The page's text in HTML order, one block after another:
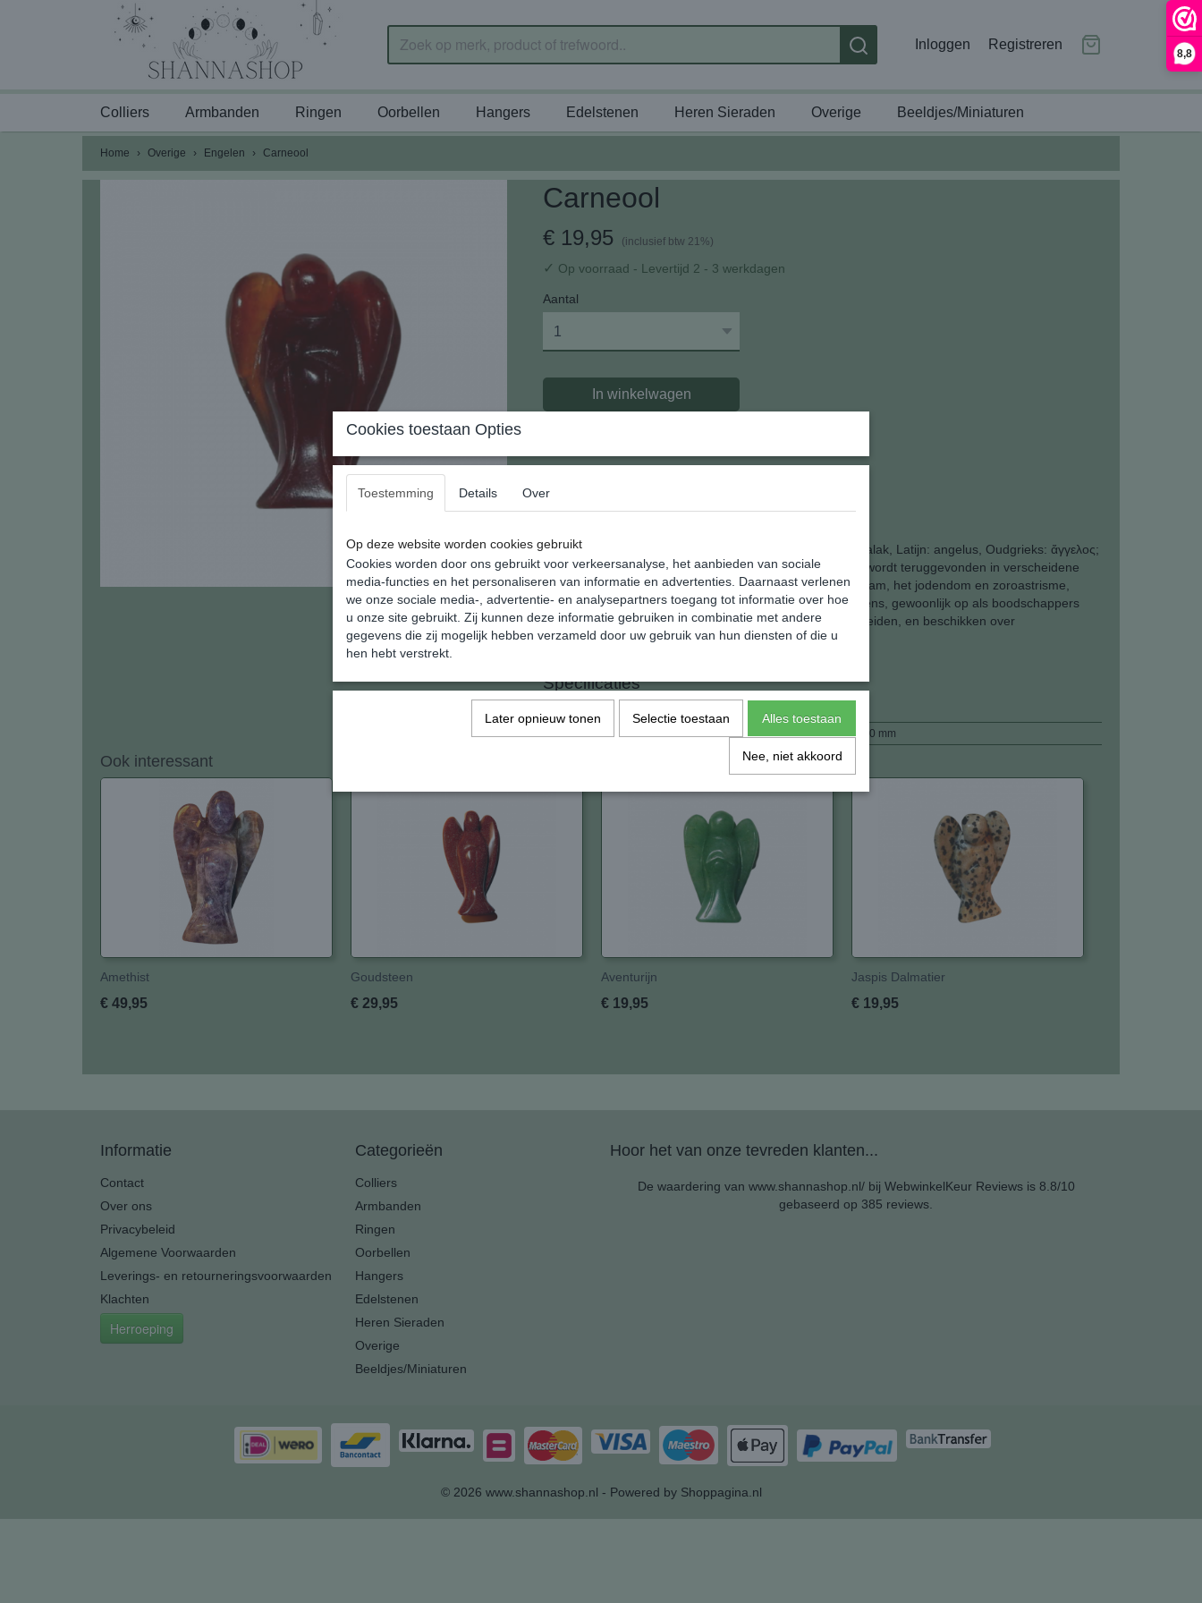
8,8
Inloggen Registreren
Colliers Armbanden Ringen Oorbellen Hangers Edelstenen Heren Sieraden Overige Beeldjes/Miniaturen
Home › Overige › Engelen › Carneool
Carneool
€ 19,95 (inclusief btw 21%)
✓ Op voorraad - Levertijd 2 - 3 werkdagen
Aantal
In winkelwagen
Leuk gesneden engeltje van slechts 35 mm. hoogte
Een engel (Hebreeuws: מלאך; mal'ach, Arabisch: ملاك; malak, Latijn: angelus, Oudgrieks: ἄγγελος;
ángelos) is een bovennatuurlijk, verstandelijk wezen, dat wordt teruggevonden in verscheidene
(vaak monotheïstische) religies. In het christendom, de islam, het jodendom en zoroastrisme,
treden engelen, als bedienden of beschermers van de mens, gewoonlijk op als boodschappers
van God (of de goden), van wie ze duidelijk zijn onderscheiden, en beschikken over
bovenmenselijke capaciteiten en eigenschappen.
Specificaties
Afmetingen (l,b,h)
35 x 30 x 0 mm
Ook interessant
Amethist
€ 49,95
Goudsteen
€ 29,95
Aventurijn
€ 19,95
Jaspis Dalmatier
€ 19,95
Informatie
Contact
Over ons
Privacybeleid
Algemene Voorwaarden
Leverings- en retourneringsvoorwaarden
Klachten
Herroeping
Categorieën
Colliers
Armbanden
Ringen
Oorbellen
Hangers
Edelstenen
Heren Sieraden
Overige
Beeldjes/Miniaturen
Hoor het van onze tevreden klanten...
De waardering van www.shannashop.nl/ bij WebwinkelKeur Reviewsis 8.8/10
gebaseerd op 385 reviews.
© 2026 www.shannashop.nl - Powered by Shoppagina.nl
Cookies toestaan Opties
Toestemming Details Over
Op deze website worden cookies gebruikt
Cookies worden door ons gebruikt voor verkeersanalyse, het aanbieden van sociale
media-functies en het personaliseren van informatie en advertenties. Daarnaast verlenen
we onze sociale media-, advertentie- en analysepartners toegang tot informatie over hoe
u onze site gebruikt. Zij kunnen deze informatie gebruiken in combinatie met andere
gegevens die zij mogelijk hebben verzameld door uw gebruik van hun diensten of die u
hen hebt verstrekt.
Later opnieuw tonen Selectie toestaan Alles toestaan
Nee, niet akkoord